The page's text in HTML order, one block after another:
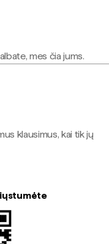
mes čia jums.
klausimus, kai tik jų